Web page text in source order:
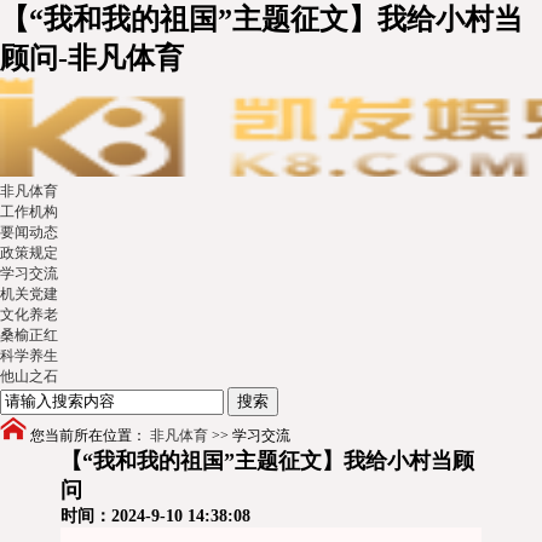
【“我和我的祖国”主题征文】我给小村当
顾问-非凡体育
非凡体育
工作机构
要闻动态
政策规定
学习交流
机关党建
文化养老
桑榆正红
科学养生
他山之石
您当前所在位置： 非凡体育 >> 学习交流
【“我和我的祖国”主题征文】我给小村当顾
问
时间：2024-9-10 14:38:08